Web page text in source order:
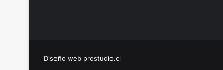
Diseño web prostudio.cl